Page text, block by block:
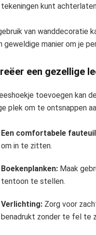
tekeningen kunt
van wanddecoratie
geweldige manier om je
een gezellige
toevoegen kan
plek om te ontsnappen
Een comfortabele
om in te zitten.
Boekenplanken: Maak
tentoon te stellen.
Verlichting: Zorg voor
benadrukt zonder te fel te